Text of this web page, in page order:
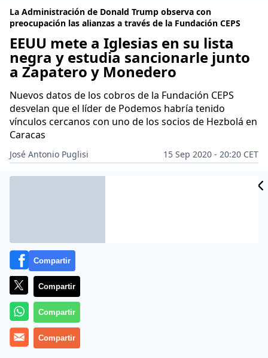
La Administración de Donald Trump observa con
preocupación las alianzas a través de la Fundación CEPS
EEUU mete a Iglesias en su lista
negra y estudia sancionarle junto
a Zapatero y Monedero
Nuevos datos de los cobros de la Fundación CEPS
desvelan que el líder de Podemos habría tenido
vínculos cercanos con uno de los socios de Hezbolá en
Caracas
José Antonio Puglisi
15 Sep 2020 - 20:20 CET
Archivado en:
Compartir
Compartir
Compartir
Compartir